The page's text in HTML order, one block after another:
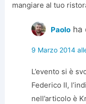
mangiare al tuo
Paolo ha
9 Marzo 2014
L’evento si è
Federico II,
nell’articolo è